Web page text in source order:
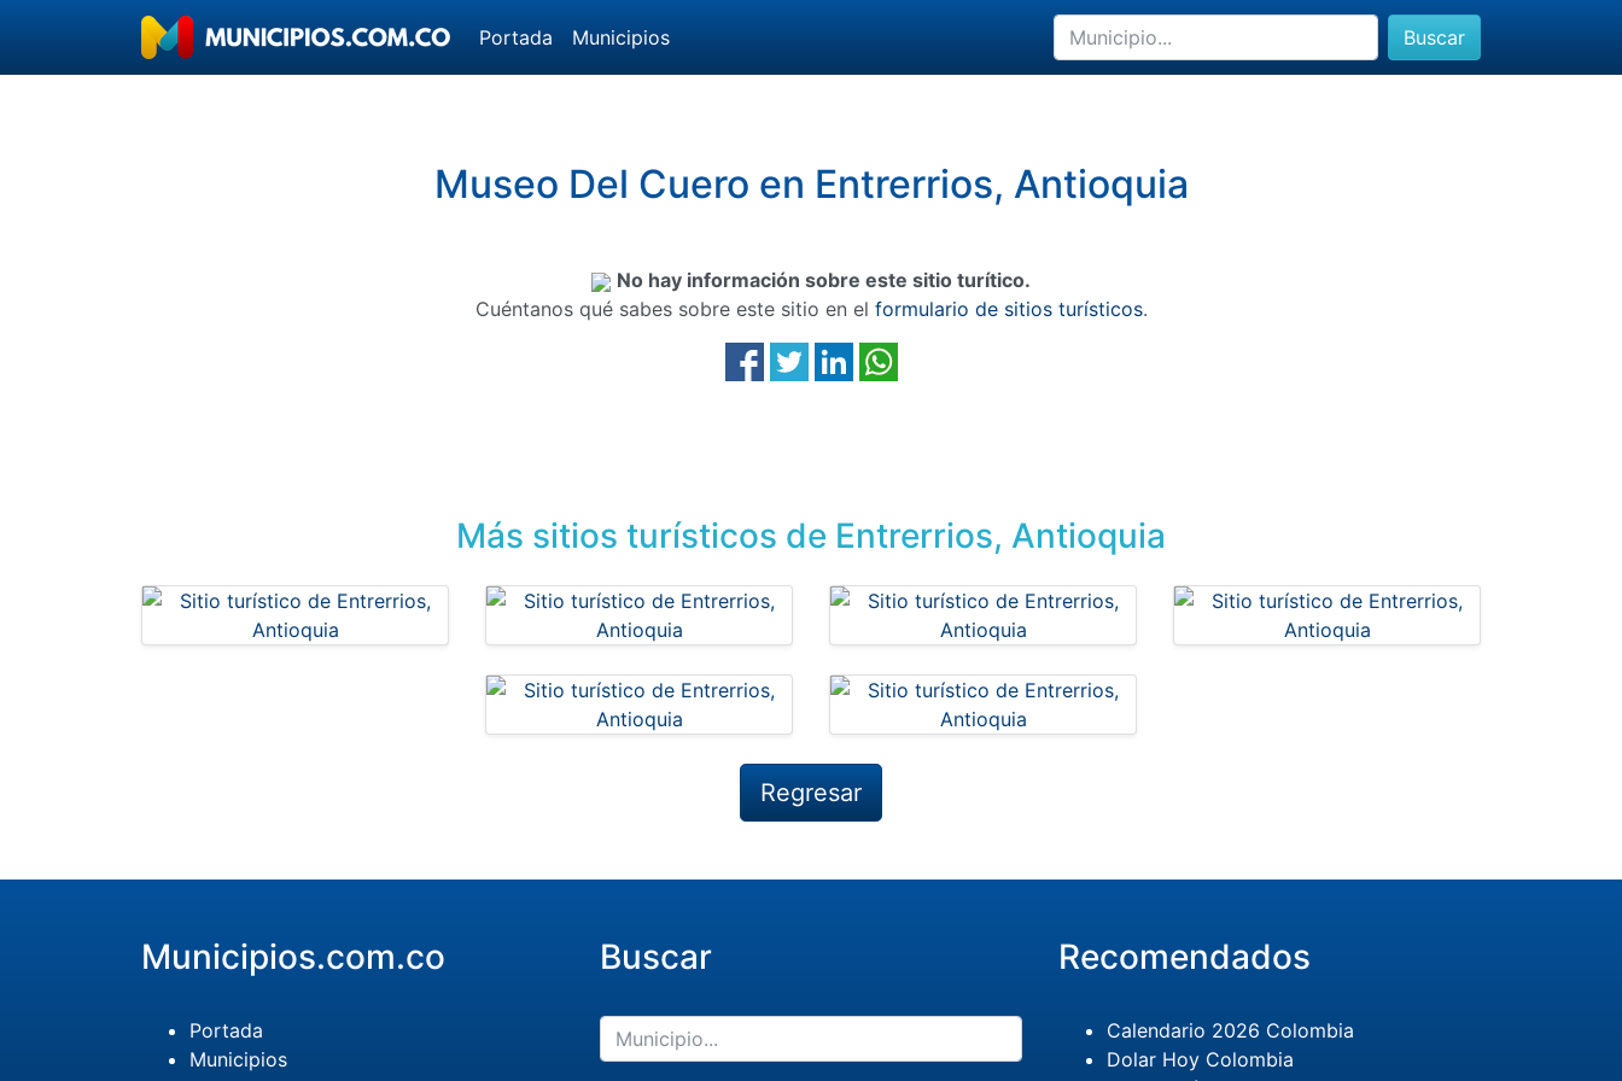
Portada Municipios Buscar
Museo Del Cuero en Entrerrios, Antioquia
No hay información sobre este sitio turítico.
Cuéntanos qué sabes sobre este sitio en el formulario de sitios turísticos.
Más sitios turísticos de Entrerrios, Antioquia
Regresar
Municipios.com.co
Portada
Municipios
Buscar Recomendados
Calendario 2026 Colombia
Dolar Hoy Colombia